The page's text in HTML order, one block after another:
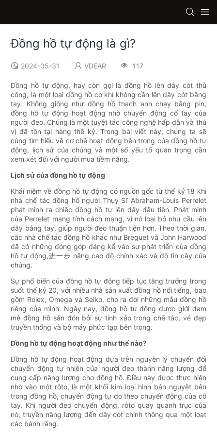
Đồng hồ tự động là gì?
2024-05-31 VDEAR 117
Đồng hồ tự động, hay còn gọi là đồng hồ lên dây cót thủ
công, là một loại đồng hồ cơ khí không cần lên dây cót bằng
tay. Không giống như đồng hồ thạch anh chạy bằng pin,
đồng hồ tự động hoạt động nhờ chuyển động cổ tay của
người đeo. Chúng là một tuyệt tác công nghệ hấp dẫn và thú
vị đã tồn tại hàng thế kỷ. Trong bài viết này, chúng ta sẽ
cùng tìm hiểu về cơ chế hoạt động bên trong của đồng hồ tự
động, lịch sử của chúng và một số yếu tố quan trọng cần
xem xét đối với người mua tiềm năng.
Lịch sử của đồng hồ tự động
Khái niệm về đồng hồ tự động có nguồn gốc từ thế kỷ 18 khi
nhà chế tác đồng hồ người Thụy Sĩ Abraham-Louis Perrelet
phát minh ra chiếc đồng hồ tự lên dây đầu tiên. Phát minh
của Perrelet mang tính cách mạng, vì nó loại bỏ nhu cầu lên
dây bằng tay, giúp người đeo thuận tiện hơn. Theo thời gian,
các nhà chế tác đồng hồ khác như Breguet và John Harwood
đã có những đóng góp đáng kể vào sự phát triển của đồng
hồ tự động,进一步 nâng cao độ chính xác và độ tin cậy của
chúng.
Sự phổ biến của đồng hồ tự động tiếp tục tăng trưởng trong
suốt thế kỷ 20, với nhiều nhà sản xuất đồng hồ nổi tiếng, bao
gồm Rolex, Omega và Seiko, cho ra đời những mẫu đồng hồ
riêng của mình. Ngày nay, đồng hồ tự động được giới đam
mê đồng hồ săn đón bởi sự tinh xảo trong chế tác, vẻ đẹp
truyền thống và bộ máy phức tạp bên trong.
Đồng hồ tự động hoạt động như thế nào?
Đồng hồ tự động hoạt động dựa trên nguyên lý chuyển đổi
chuyển động tự nhiên của người đeo thành năng lượng để
cung cấp năng lượng cho đồng hồ. Điều này được thực hiện
nhờ vào một rôto, là một khối kim loại hình bán nguyệt bên
trong đồng hồ, chuyển động tự do theo chuyển động của cổ
tay. Khi người đeo chuyển động, rôto quay quanh trục của
nó, truyền năng lượng đến dây cót chính thông qua một loạt
các bánh răng.